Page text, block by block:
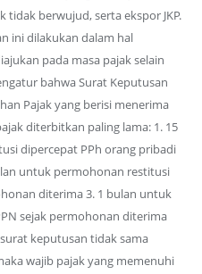
berwujud, serta ekspor JKP.
ini dilakukan dalam hal
pada masa pajak selain
bahwa Surat Keputusan
Pajak yang berisi menerima
diterbitkan paling lama: 1. 15
dipercepat PPh orang pribadi
untuk permohonan restitusi
diterima 3. 1 bulan untuk
sejak permohonan diterima
keputusan tidak sama
wajib pajak yang memenuhi